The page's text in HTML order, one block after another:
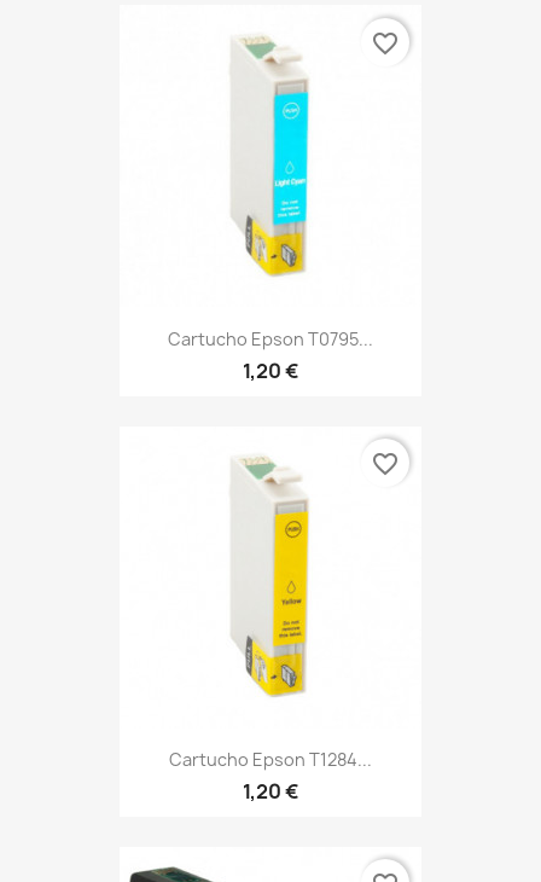
Cartucho Epson T0795...
1,20 €
favorite_border
Cartucho Epson T1284...
1,20 €
favorite_border